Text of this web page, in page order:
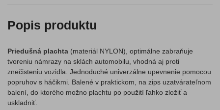
Popis produktu
Priedušná plachta (materiál NYLON), optimálne zabraňuje
tvoreniu námrazy na sklách automobilu, vhodná aj proti
znečisteniu vozidla. Jednoduché univerzálne upevnenie pomocou
popruhov s háčikmi. Balené v praktickom, na zips uzatvárateľnom
balení, do ktorého možno plachtu po použití ľahko zložiť a
uskladniť.